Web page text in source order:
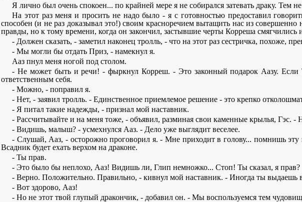
Я лично был очень спокоен... по крайней мере я не собирался затевать драку. Тем
На этот раз меня и просить не надо было - я с готовностью предоставил
способен (и не раз доказывал это!) своим красноречием вытащить нас из
правды, но к тому времени, когда он закончил, застывшие черты Корреша
- Должен сказать, - заметил наконец тролль, - что на этот раз сестричка, похоже,
- Мы могли бы отдать Приз, - намекнул я.
Ааз пнул меня ногой под столом.
- Не может быть и речи! - фыркнул Корреш. - Это законный подарок Аазу. Если
ответственным себя.
- Можно, - поправил я.
- Нет, - заявил тролль. - Единственное приемлемое решение - это крепко
- Я питал такие надежды, - признал мой наставник.
- Рассчитывайте и на меня тоже, - объявил, разминая свои каменные крылья, Гэс.
- Видишь, малыш? - усмехнулся Ааз. - Дело уже выглядит веселее.
- Слушай, Ааз, - осторожно проговорил я. - Мне приходит в голову... помнишь эту
Всадник будет ехать верхом на драконе.
- Ты прав.
- Это было бы неплохо, Ааз! Видишь ли, Глип немножко... Стоп! Ты сказал, я прав?
- Верно. Положительно. Правильно, - кивнул мой наставник. - Иногда ты выдаешь
- Вот здорово, Ааз!
- Но не этот твой глупый дракончик, - добавил он. - Мы воспользуемся тем